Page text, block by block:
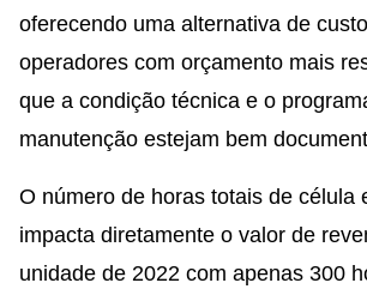
oferecendo uma alternativa de
operadores com orçamento mais
que a condição técnica e o
manutenção estejam bem
O número de horas totais de célula
impacta diretamente o valor de
unidade de 2022 com apenas 300